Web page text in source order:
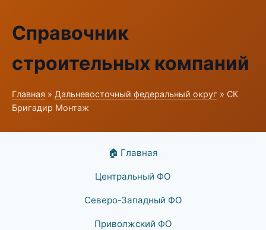
Справочник
строительных компаний
Главная » Дальневосточный федеральный округ » СК
Бригадир Монтаж
🏠 Главная
Центральный ФО
Северо-Западный ФО
Приволжский ФО